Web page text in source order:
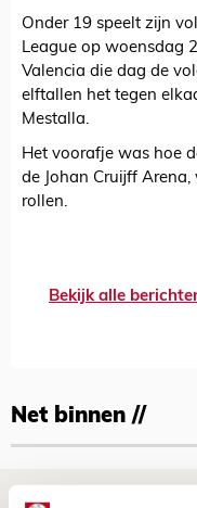
Onder 19 speelt zijn
League op woensdag
Valencia die dag de
elftallen het tegen
Mestalla.
Het voorafje was hoe
de Johan Cruijff
rollen.
Bekijk alle
Net binnen //